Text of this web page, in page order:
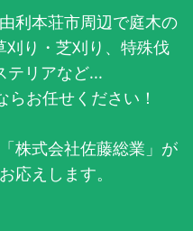
利本荘市周辺で庭木の
り・芝刈り、特殊伐
テリアなど...
お任せください！
株式会社佐藤総業」が
応えします。